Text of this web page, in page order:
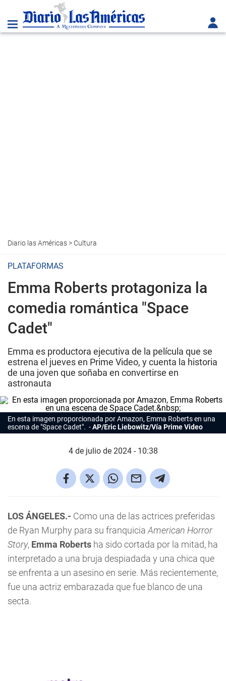
Diario las Américas> Cultura
PLATAFORMAS
Emma Roberts protagoniza la
comedia romántica "Space
Cadet"
Emma es productora ejecutiva de la película que se
estrena el jueves en Prime Video, y cuenta la historia
de una joven que soñaba en convertirse en
astronauta
En esta imagen proporcionada por Amazon, Emma Robertsen una
escena de "Space Cadet".
AP/Eric Liebowitz/Vía Prime Video
4 de julio de 2024 - 10:38
LOS ÁNGELES.- Como una de las actrices preferidas
de Ryan Murphy para su franquicia American Horror
Story, Emma Roberts ha sido cortada por la mitad, ha
interpretado a una bruja despiadada y una chica que
se enfrenta a un asesino en serie. Más recientemente,
fue una actriz embarazada que fue blanco de una
secta.